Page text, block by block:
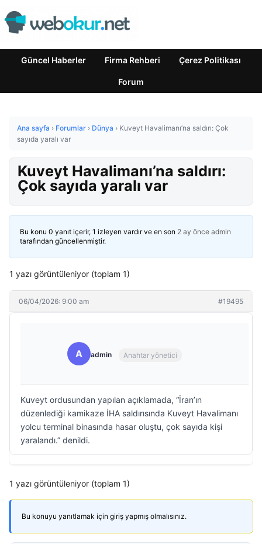
Güncel Haberler Firma Rehberi Çerez Politikası
Forum
Ana sayfa › Forumlar › Dünya › Kuveyt Havalimanı’na saldırı: Çok
sayıda yaralı var
Kuveyt Havalimanı’na saldırı:
Çok sayıda yaralı var
Bu konu 0 yanıt içerir, 1 izleyen vardır ve en son 2 ay önce admin
tarafından güncellenmiştir.
1 yazı görüntüleniyor (toplam 1)
06/04/2026: 9:00 am #19495
A admin Anahtar yönetici
Kuveyt ordusundan yapılan açıklamada, “İran’ın
düzenlediği kamikaze İHA saldırısında Kuveyt Havalimanı
yolcu terminal binasında hasar oluştu, çok sayıda kişi
yaralandı.” denildi.
1 yazı görüntüleniyor (toplam 1)
Bu konuyu yanıtlamak için giriş yapmış olmalısınız.